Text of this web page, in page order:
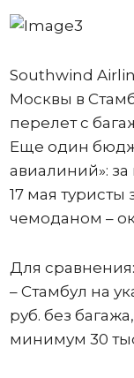
Southwind
Москвы в
перелет с
Еще один
авиалиний»: за
17 мая туристы
чемоданом –
Для
– Стамбул на
руб. без
минимум 30